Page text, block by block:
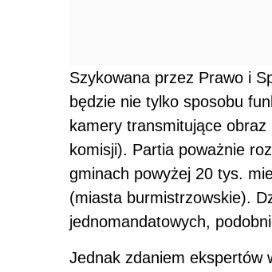
Szykowana przez Prawo i
będzie nie tylko sposobu
kamery transmitujące obraz
komisji). Partia poważnie
gminach powyżej 20 tys.
(miasta burmistrzowskie).
jednomandatowych,
Jednak zdaniem ekspertów